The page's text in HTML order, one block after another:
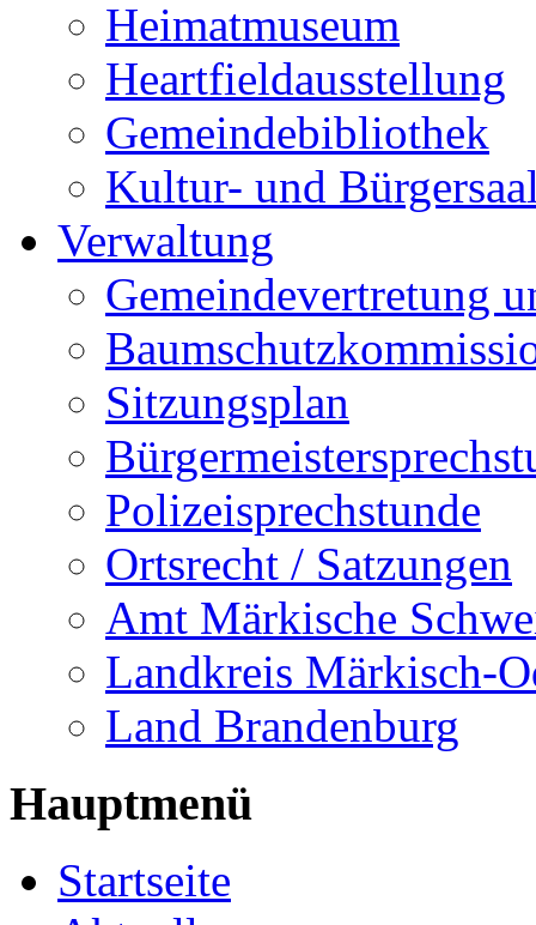
Heimatmuseum
Heartfieldausstellung
Gemeindebibliothek
Kultur- und
Verwaltung
Gemeindevertretung
Sitzungsplan
Polizeisprechstunde
Ortsrecht / Satzungen
Amt Märkische
Landkreis Märkisch-
Land Brandenburg
Hauptmenü
Startseite